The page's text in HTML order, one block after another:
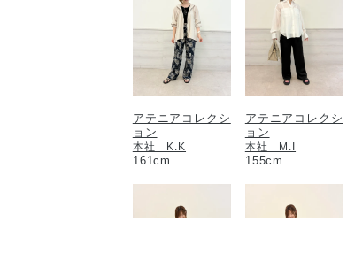
アテニアコレクシ
ョン
本社 K.K
161cm
アテニアコレクシ
ョン
本社 M.I
155cm